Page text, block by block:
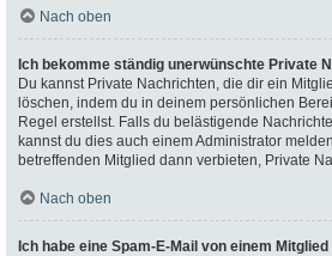
Nach oben
Ich bekomme ständig unerwünschte Private
Du kannst Private Nachrichten, die dir ein
löschen, indem du in deinem persönlichen
Regel erstellst. Falls du belästigende
kannst du dies auch einem Administrator
betreffenden Mitglied dann verbieten, Private
Nach oben
Ich habe eine Spam-E-Mail von einem